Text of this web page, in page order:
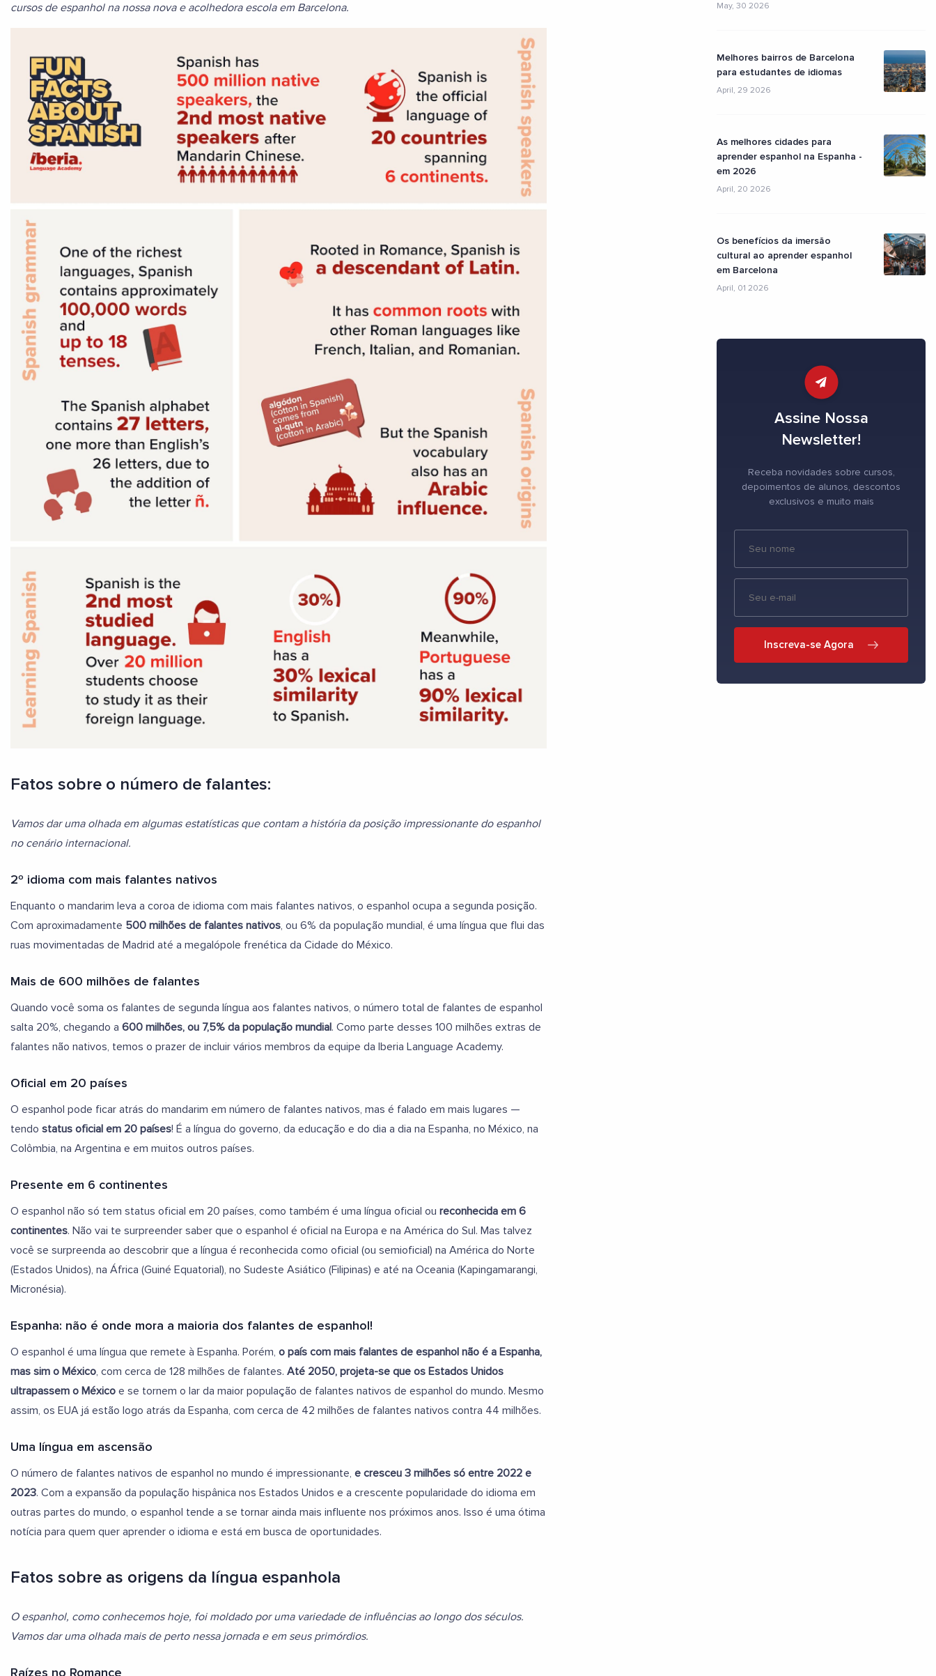
cursos de espanhol na nossa nova e acolhedora escola em Barcelona.
Fatos sobre o número de falantes:
Vamos dar uma olhada em algumas estatísticas que contam a história da posição impressionante do espanhol
no cenário internacional.
2º idioma com mais falantes nativos
Enquanto o mandarim leva a coroa de idioma com mais falantes nativos, o espanhol ocupa a segunda posição.
Com aproximadamente 500 milhões de falantes nativos, ou 6% da população mundial, é uma língua que flui das
ruas movimentadas de Madrid até a megalópole frenética da Cidade do México.
Mais de 600 milhões de falantes
Quando você soma os falantes de segunda língua aos falantes nativos, o número total de falantes de espanhol
salta 20%, chegando a 600 milhões, ou 7,5% da população mundial. Como parte desses 100 milhões extras de
falantes não nativos, temos o prazer de incluir vários membros da equipe da Iberia Language Academy.
Oficial em 20 países
O espanhol pode ficar atrás do mandarim em número de falantes nativos, mas é falado em mais lugares —
tendo status oficial em 20 países! É a língua do governo, da educação e do dia a dia na Espanha, no México, na
Colômbia, na Argentina e em muitos outros países.
Presente em 6 continentes
O espanhol não só tem status oficial em 20 países, como também é uma língua oficial ou reconhecida em 6
continentes. Não vai te surpreender saber que o espanhol é oficial na Europa e na América do Sul. Mas talvez
você se surpreenda ao descobrir que a língua é reconhecida como oficial (ou semioficial) na América do Norte
(Estados Unidos), na África (Guiné Equatorial), no Sudeste Asiático (Filipinas) e até na Oceania (Kapingamarangi,
Micronésia).
Espanha: não é onde mora a maioria dos falantes de espanhol!
O espanhol é uma língua que remete à Espanha. Porém, o país com mais falantes de espanhol não é a Espanha,
mas sim o México, com cerca de 128 milhões de falantes. Até 2050, projeta-se que os Estados Unidos
ultrapassem o México e se tornem o lar da maior população de falantes nativos de espanhol do mundo. Mesmo
assim, os EUA já estão logo atrás da Espanha, com cerca de 42 milhões de falantes nativos contra 44 milhões.
Uma língua em ascensão
O número de falantes nativos de espanhol no mundo é impressionante, e cresceu 3 milhões só entre 2022 e
2023. Com a expansão da população hispânica nos Estados Unidos e a crescente popularidade do idioma em
outras partes do mundo, o espanhol tende a se tornar ainda mais influente nos próximos anos. Isso é uma ótima
notícia para quem quer aprender o idioma e está em busca de oportunidades.
Fatos sobre as origens da língua espanhola
O espanhol, como conhecemos hoje, foi moldado por uma variedade de influências ao longo dos séculos.
Vamos dar uma olhada mais de perto nessa jornada e em seus primórdios.
Raízes no Romance
May, 30 2026
Melhores bairros de Barcelona
para estudantes de idiomas
April, 29 2026
As melhores cidades para
aprender espanhol na Espanha -
em 2026
April, 20 2026
Os benefícios da imersão
cultural ao aprender espanhol
em Barcelona
April, 01 2026
Assine Nossa
Newsletter!
Receba novidades sobre cursos,
depoimentos de alunos, descontos
exclusivos e muito mais
Inscreva-se Agora